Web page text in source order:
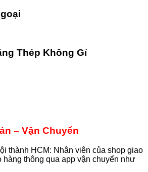
Thép Không Gỉ
– Vận Chuyển
thành HCM: Nhân viên của shop giao
hàng thông qua app vận chuyển như